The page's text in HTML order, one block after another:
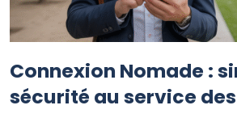
Connexion Nomade :
sécurité au service